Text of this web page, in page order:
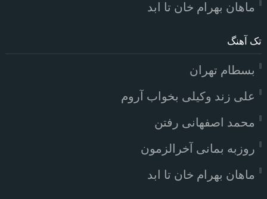
ماهان بهرام خان تا ابد
تک آهنگ
بسطام تهران
علی زند وکیلی بخواب آروم
محمد اصفهانی رفتن
روزبه بمانی آخرالزمون
ماهان بهرام خان تا ابد